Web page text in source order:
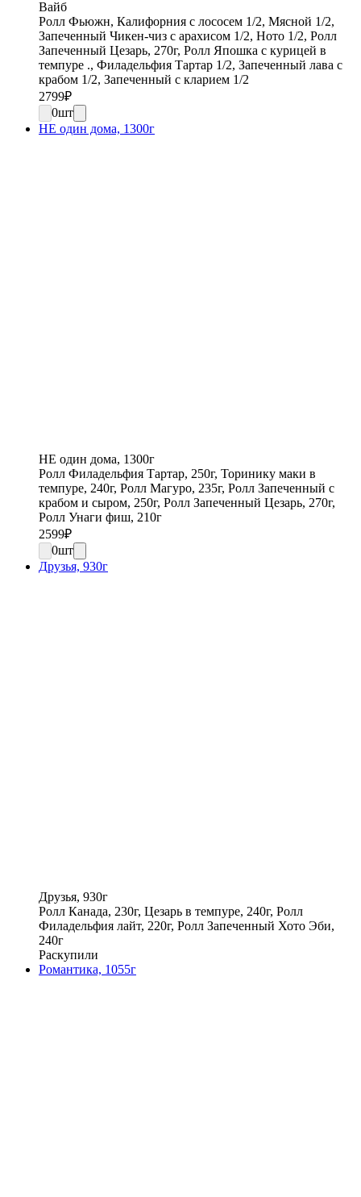
Вайб
Ролл Фьюжн, Калифорния с лососем 1/2, Мясной 1/2,
Запеченный Чикен-чиз с арахисом 1/2, Ното 1/2, Ролл
Запеченный Цезарь, 270г, Ролл Япошка с курицей в
темпуре ., Филадельфия Тартар 1/2, Запеченный лава с
крабом 1/2, Запеченный с кларием 1/2
2799₽
0шт
НЕ один дома, 1300г
НЕ один дома, 1300г
Ролл Филадельфия Тартар, 250г, Торинику маки в
темпуре, 240г, Ролл Магуро, 235г, Ролл Запеченный с
крабом и сыром, 250г, Ролл Запеченный Цезарь, 270г,
Ролл Унаги фиш, 210г
2599₽
0шт
Друзья, 930г
Друзья, 930г
Ролл Канада, 230г, Цезарь в темпуре, 240г, Ролл
Филадельфия лайт, 220г, Ролл Запеченный Хото Эби,
240г
Раскупили
Романтика, 1055г